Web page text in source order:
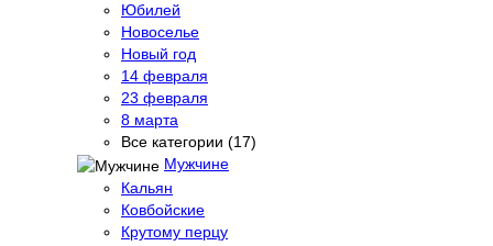
Юбилей
Новоселье
Новый год
14 февраля
23 февраля
8 марта
Все категории (17)
Мужчине
Кальян
Ковбойские
Крутому перцу